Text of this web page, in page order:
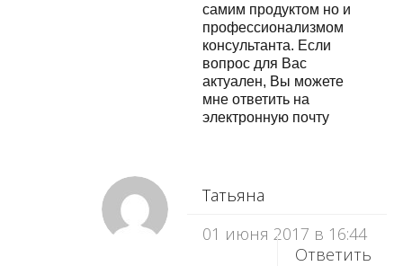
самим продуктом но и
профессионализмом
консультанта. Если
вопрос для Вас
актуален, Вы можете
мне ответить на
электронную почту
Татьяна
01 июня 2017 в 16:44
Ответить